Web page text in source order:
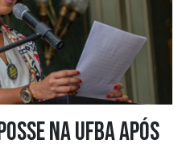
na Ufba após